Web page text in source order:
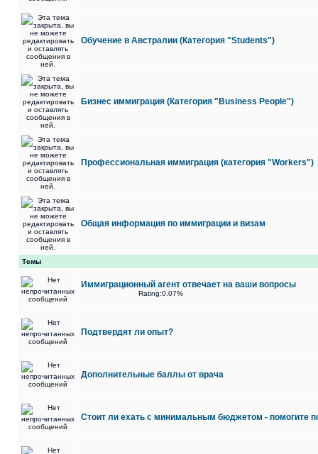
Обучение в Австралии (Категория "Students")
Бизнес иммиграция (Категория "Business People")
Профессиональная иммиграция (категория "Workers")
Общая информация по иммиграции и визам
Темы
Иммиграционный агент отвечает на ваши вопросы
Rating:0.07%
Подтвердят ли опыт?
Дополнительные баллы от врача
Стоит ли ехать с минимальным бюджетом - помогите